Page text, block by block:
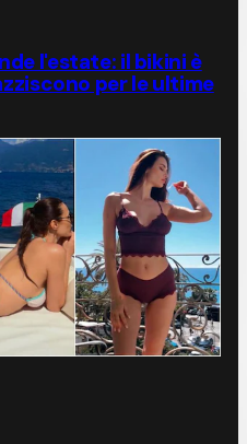
l'estate: il bikini è
per le ultime